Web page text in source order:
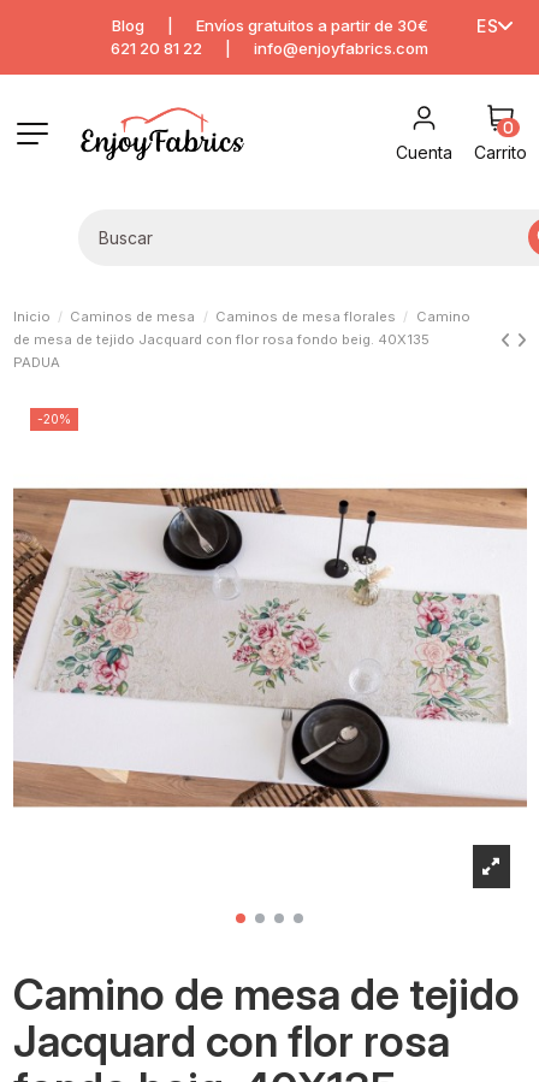
Blog
Envíos gratuitos a partir de 30€
621 20 81 22
info@enjoyfabrics.com
ES
Cuenta
0
Carrito
Inicio Caminos de mesa Caminos de mesa florales
Camino
de mesa de tejido Jacquard con flor rosa fondo beig. 40X135
PADUA
-20%
Camino de mesa de tejido
Jacquard con flor rosa